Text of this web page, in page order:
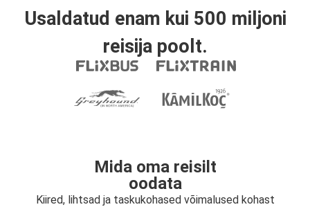
Usaldatud enam kui 500 miljoni
reisija poolt.
Mida oma reisilt
oodata
Kiired, lihtsad ja taskukohased võimalused kohast